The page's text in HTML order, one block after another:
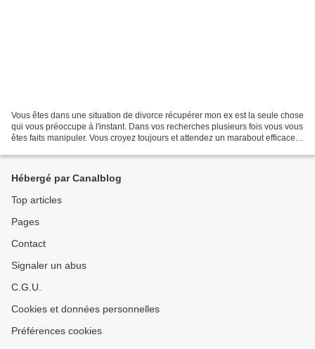
Vous êtes dans une situation de divorce récupérer mon ex est la seule chose
qui vous préoccupe à l'instant. Dans vos recherches plusieurs fois vous vous
êtes faits manipuler. Vous croyez toujours et attendez un marabout efficace
Hébergé par Canalblog
Top articles
Pages
Contact
Signaler un abus
C.G.U.
Cookies et données personnelles
Préférences cookies